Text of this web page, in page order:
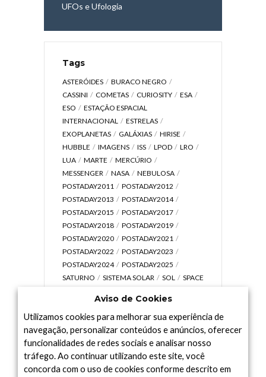
UFOs e Ufologia
Tags
ASTERÓIDES
BURACO NEGRO
CASSINI
COMETAS CURIOSITY
ESA
ESO
ESTAÇÃO ESPACIAL
INTERNACIONAL
ESTRELAS
EXOPLANETAS
GALÁXIAS
HIRISE
HUBBLE
IMAGENS ISS LPOD
LRO
LUA
MARTE
MERCÚRIO
MESSENGER
NASA
NEBULOSA
POSTADAY2011
POSTADAY2012
POSTADAY2013
POSTADAY2014
POSTADAY2015
POSTADAY2017
POSTADAY2018
POSTADAY2019
POSTADAY2020
POSTADAY2021
POSTADAY2022
POSTADAY2023
POSTADAY2024
POSTADAY2025
SATURNO
SISTEMA SOLAR SOL
SPACE
UNIVERSO
VÍDEO
Arquivo
Aviso de Cookies
Utilizamos cookies para melhorar sua experiência de
navegação, personalizar conteúdos e anúncios, oferecer
funcionalidades de redes sociais e analisar nosso
tráfego. Ao continuar utilizando este site, você
concorda com o uso de cookies conforme descrito em